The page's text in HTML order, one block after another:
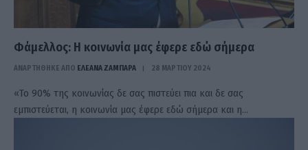
Φάμελλος: Η κοινωνία μας έφερε εδώ σήμερα
ΑΝΑΡΤΗΘΗΚΕ ΑΠΟ ΕΛΕΑΝΑ ΖΑΜΠΑΡΑ 28 ΜΑΡΤΊΟΥ 2024
«Το 90% της κοινωνίας δε σας πιστεύει πια και δε σας
εμπιστεύεται, η κοινωνία μας έφερε εδώ σήμερα και η…